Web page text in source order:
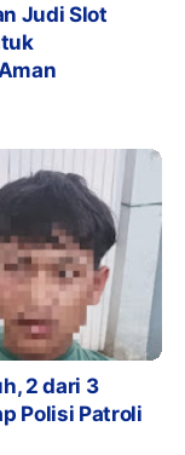
Judi Slot
2 dari 3
Polisi Patroli